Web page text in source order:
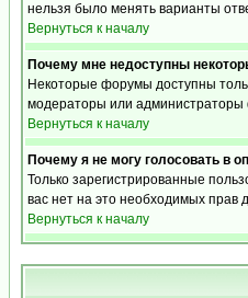
нельзя было менять варианты
Вернуться к началу
Почему мне недоступны
Некоторые форумы доступны
модераторы или администраторы
Вернуться к началу
Почему я не могу голосовать в
Только зарегистрированные
вас нет на это необходимых прав
Вернуться к началу